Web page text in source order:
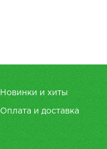
Новинки и хиты
Оплата и доставка